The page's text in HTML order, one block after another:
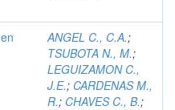
ANGEL C., C.A.;
TSUBOTA N., M.;
LEGUIZAMON C.,
J.E.; CARDENAS M.,
R.; CHAVES C., B.;